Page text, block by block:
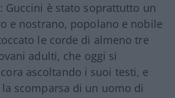
Guccini è stato soprattutto un
e nostrano, popolano e nobile
le corde di almeno tre
adulti, che oggi si
ascoltando i suoi testi, e
scomparsa di un uomo di